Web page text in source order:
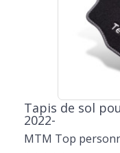
Tapis de sol
2022-
MTM Top